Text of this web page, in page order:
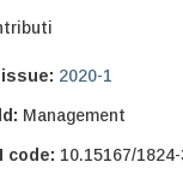
2020-1
Management
code: 10.15167/